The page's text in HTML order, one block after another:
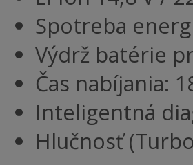
Spotreba
Výdrž batérie
Čas nabíjania:
Inteligentná
Hlučnosť